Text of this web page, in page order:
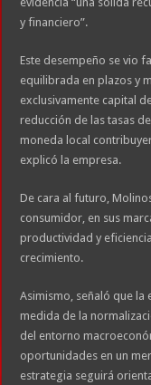
y financiero”.
Este desempeño se vio
equilibrada en plazos y
exclusivamente capital
reducción de las tasas
moneda local
explicó la empresa.
De cara al futuro,
consumidor, en sus
productividad y
crecimiento.
Asimismo, señaló que
medida de la
del entorno
oportunidades en un
estrategia seguirá